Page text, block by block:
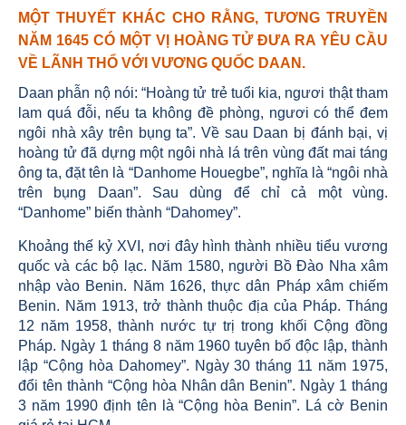
MỘT THUYẾT KHÁC CHO RẰNG, TƯƠNG TRUYỀN
NĂM 1645 CÓ MỘT VỊ HOÀNG TỬ ĐƯA RA YÊU CẦU
VỀ LÃNH THỔ VỚI VƯƠNG QUỐC DAAN.
Daan phẫn nộ nói: “Hoàng tử trẻ tuổi kia, ngươi thật tham
lam quá đỗi, nếu ta không đề phòng, ngươi có thể đem
ngôi nhà xây trên bụng ta”. Về sau Daan bị đánh bại, vị
hoàng tử đã dựng một ngôi nhà lá trên vùng đất mai táng
ông ta, đặt tên là “Danhome Houegbe”, nghĩa là “ngôi nhà
trên bụng Daan”. Sau dùng để chỉ cả một vùng.
“Danhome” biến thành “Dahomey”.
Khoảng thế kỷ XVI, nơi đây hình thành nhiều tiểu vương
quốc và các bộ lạc. Năm 1580, người Bồ Đào Nha xâm
nhập vào Benin. Năm 1626, thực dân Pháp xâm chiếm
Benin. Năm 1913, trở thành thuộc địa của Pháp. Tháng
12 năm 1958, thành nước tự trị trong khối Cộng đồng
Pháp. Ngày 1 tháng 8 năm 1960 tuyên bố độc lập, thành
lập “Cộng hòa Dahomey”. Ngày 30 tháng 11 năm 1975,
đổi tên thành “Cộng hòa Nhân dân Benin”. Ngày 1 tháng
3 năm 1990 định tên là “Cộng hòa Benin”. Lá cờ Benin